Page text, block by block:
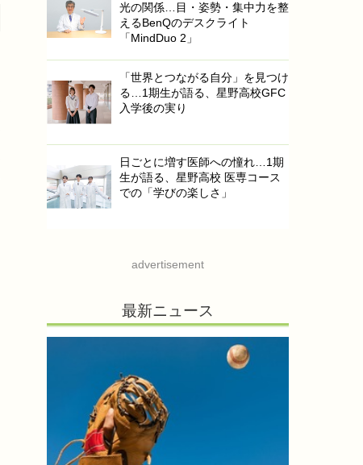
光の関係…目・姿勢・集中力を整
えるBenQのデスクライト
「MindDuo 2」
「世界とつながる自分」を見つけ
る…1期生が語る、星野高校GFC
入学後の実り
日ごとに増す医師への憧れ…1期
生が語る、星野高校 医専コース
での「学びの楽しさ」
advertisement
最新ニュース